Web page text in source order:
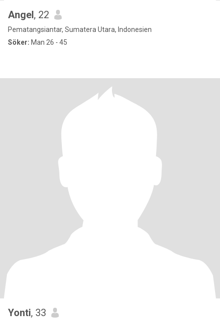
Angel, 22
Pematangsiantar, Sumatera Utara, Indonesien
Söker: Man 26 - 45
Yonti, 33